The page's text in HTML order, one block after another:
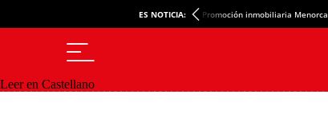
ES NOTICIA: Promoción inmobiliaria Menorca
Leer en Castellano